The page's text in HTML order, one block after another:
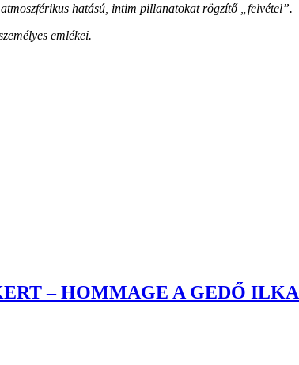
hatású, intim pillanatokat rögzítő „felvétel”.
emlékei.
– HOMMAGE A GEDŐ ILKA